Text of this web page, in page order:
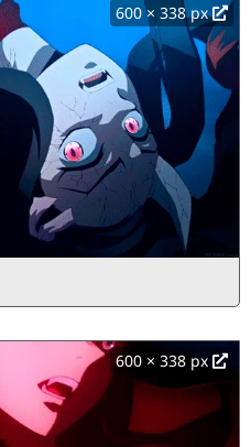
600 × 338 px
600 × 338 px